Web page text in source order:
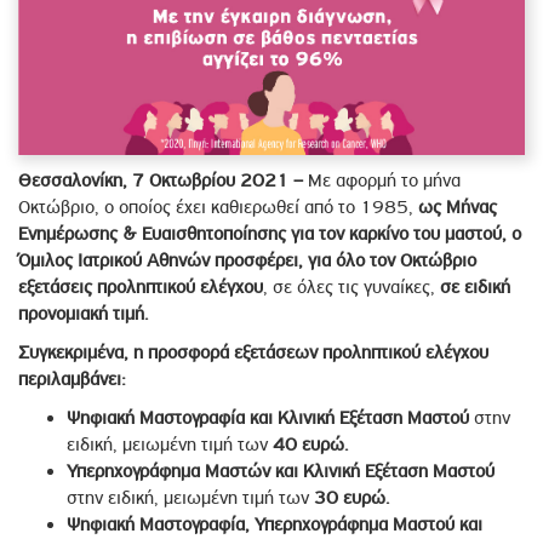
Θεσσαλονίκη, 7 Οκτωβρίου 2021 –Με αφορμή το μήνα
Οκτώβριο, ο οποίος έχει καθιερωθεί από το 1985, ως Μήνας
Ενημέρωσης & Ευαισθητοποίησης για τον καρκίνο του μαστού, ο
Όμιλος Ιατρικού Αθηνών προσφέρει, για όλο τον Οκτώβριο
εξετάσεις προληπτικού ελέγχου, σε όλες τις γυναίκες, σε ειδική
προνομιακή τιμή.
Συγκεκριμένα, η προσφορά εξετάσεων προληπτικού ελέγχου
περιλαμβάνει:
Ψηφιακή Μαστογραφία και Κλινική Εξέταση Μαστού στην
ειδική, μειωμένη τιμή των 40 ευρώ.
Υπερηχογράφημα Μαστών και Κλινική Εξέταση Μαστού
στην ειδική, μειωμένη τιμή των 30 ευρώ.
Ψηφιακή Μαστογραφία, Υπερηχογράφημα Μαστού και